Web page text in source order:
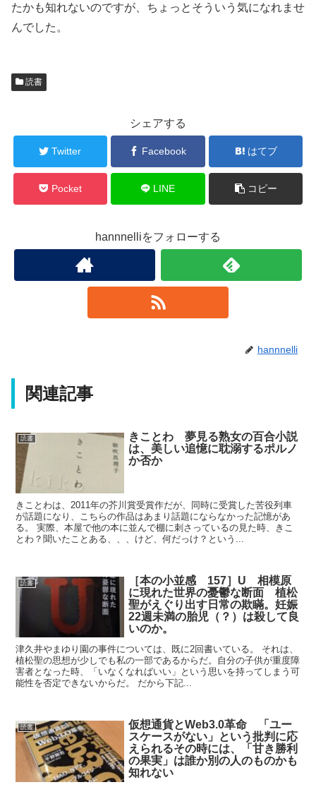
たかも知れないのですが、ちょっと そういう気になれませ
んでした。
読書
シェアする
Twitter Facebook はてブ
Pocket LINE コピー
hannnelliをフォローする
hannnelli
関連記事
読書
きことわ 夢見る熟女の百合小説
は、美しい追憶に耽溺するポルノ
か否か
きことわは、2011年の芥川賞受賞作だが、同時に受賞した苦役列車
が話題になり、こちらの作品はあまり話題にならなかった記憶があ
る。 実際、本屋で他の本に並んで棚に刺さっているの見た時、きこ
とわ？聞いたことある、、、けど、何だっけ？という...
読書
［本の小並感 157］U 相模原
に現れた世界の憂鬱な断面 植松
聖がえぐり出す日常の欺瞞。妊娠
22週未満の胎児（？）は殺して良
いのか。
津久井やまゆり園の事件については、既に2回書いている。 それは、
植松聖の思想が少しでも私の一部であるからだ。自分の子供が重度障
害者となった時、「いなくなればいい」という思いを持ってしまう可
能性を否定できないからだ。 だから下記...
読書
仮想通貨とWeb3.0革命 「ユー
スケースがない」という批判に応
えられるその時には、「甘き勝利
の果実」は誰か別の人のものかも
知れない